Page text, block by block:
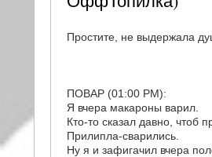
Простите, не выдержала
ПОВАР (01:00 PM):
Я вчера макароны варил.
Кто-то сказал давно, чтоб
Прилипла-сварились.
Ну я и зафигачил вчера